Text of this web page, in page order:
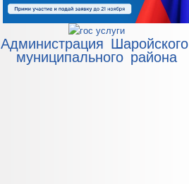
Администрация Шаройского
муниципального района